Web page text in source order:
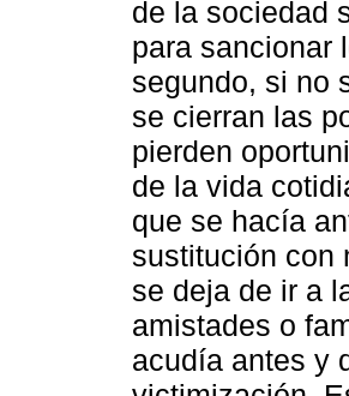
de la sociedad
para sancionar
segundo, si no
se cierran las
pierden
de la vida
que se hacía
sustitución con
se deja de ir a
amistades o
acudía antes y